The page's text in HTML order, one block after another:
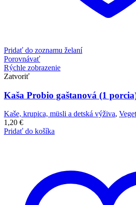
Pridať do zoznamu želaní
Porovnávať
Rýchle zobrazenie
Zatvoriť
Kaša Probio gaštanová (1
Kaše, krupica, müsli a detská výživa,
1,20 €
Pridať do košíka